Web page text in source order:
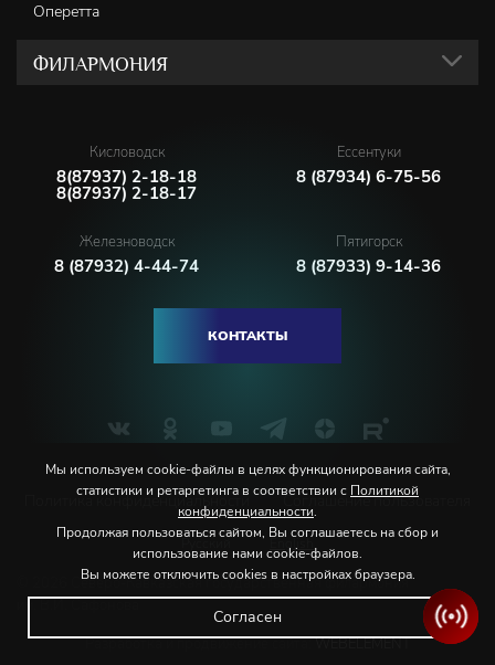
Оперетта
ФИЛАРМОНИЯ
Кисловодск
8(87937) 2-18-18
8(87937) 2-18-17
Ессентуки
8 (87934) 6-75-56
Железноводск
8 (87932) 4-44-74
Пятигорск
8 (87933) 9-14-36
КОНТАКТЫ
Политика конфиденциальности Соглашение пользователя
© 2026 Северо-Кавказская государственная филармония
им. В.И. Сафонова
Разработка и продвижение сайта:WEBELEMENT
Мы используем cookie-файлы в целях функционирования сайта,
статистики и ретаргетинга в соответствии с Политикой
конфиденциальности.
Продолжая пользоваться сайтом, Вы соглашаетесь на сбор и
использование нами cookie-файлов.
Вы можете отключить cookies в настройках браузера.
Согласен